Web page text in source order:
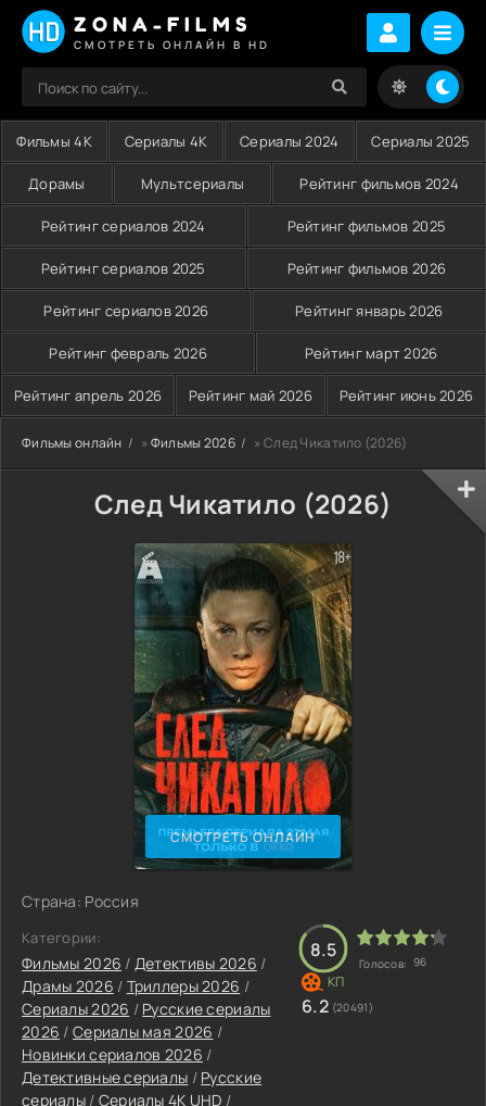
ZONA-FILMS
СМОТРЕТЬ ОНЛАЙН В HD
Фильмы 4K Сериалы 4K Сериалы 2024 Сериалы 2025
Дорамы Мультсериалы Рейтинг фильмов 2024
Рейтинг сериалов 2024 Рейтинг фильмов 2025
Рейтинг сериалов 2025 Рейтинг фильмов 2026
Рейтинг сериалов 2026 Рейтинг январь 2026
Рейтинг февраль 2026 Рейтинг март 2026
Рейтинг апрель 2026 Рейтинг май 2026 Рейтинг июнь 2026
Фильмы онлайн » Фильмы 2026 » След Чикатило (2026)
След Чикатило (2026)
СМОТРЕТЬ ОНЛАЙН
Страна: Россия
Категории:
Фильмы 2026 / Детективы 2026 /
Драмы 2026 / Триллеры 2026 /
Сериалы 2026 / Русские сериалы
2026 / Сериалы мая 2026 /
Новинки сериалов 2026 /
Детективные сериалы / Русские
сериалы/ Сериалы 4K UHD /
8.5
Голосов: 96
6.2 (20491)